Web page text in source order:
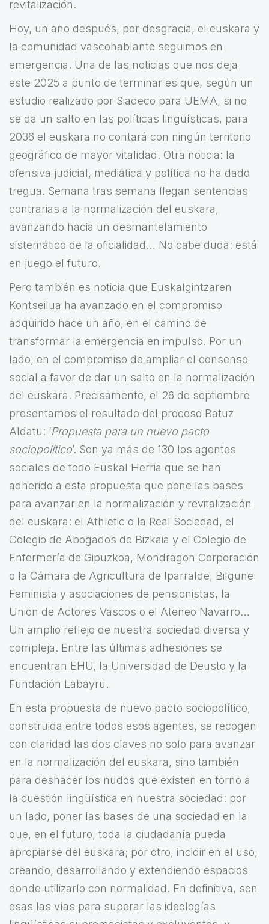
revitalización.
Hoy, un año después, por desgracia, el euskara y
la comunidad vascohablante seguimos en
emergencia. Una de las noticias que nos deja
este 2025 a punto de terminar es que, según un
estudio realizado por Siadeco para UEMA, si no
se da un salto en las políticas lingüísticas, para
2036 el euskara no contará con ningún territorio
geográfico de mayor vitalidad. Otra noticia: la
ofensiva judicial, mediática y política no ha dado
tregua. Semana tras semana llegan sentencias
contrarias a la normalización del euskara,
avanzando hacia un desmantelamiento
sistemático de la oficialidad… No cabe duda: está
en juego el futuro.
Pero también es noticia que Euskalgintzaren
Kontseilua ha avanzado en el compromiso
adquirido hace un año, en el camino de
transformar la emergencia en impulso. Por un
lado, en el compromiso de ampliar el consenso
social a favor de dar un salto en la normalización
del euskara. Precisamente, el 26 de septiembre
presentamos el resultado del proceso Batuz
Aldatu: ‘Propuesta para un nuevo pacto
sociopolítico’. Son ya más de 130 los agentes
sociales de todo Euskal Herria que se han
adherido a esta propuesta que pone las bases
para avanzar en la normalización y revitalización
del euskara: el Athletic o la Real Sociedad, el
Colegio de Abogados de Bizkaia y el Colegio de
Enfermería de Gipuzkoa, Mondragon Corporación
o la Cámara de Agricultura de Iparralde, Bilgune
Feminista y asociaciones de pensionistas, la
Unión de Actores Vascos o el Ateneo Navarro…
Un amplio reflejo de nuestra sociedad diversa y
compleja. Entre las últimas adhesiones se
encuentran EHU, la Universidad de Deusto y la
Fundación Labayru.
En esta propuesta de nuevo pacto sociopolítico,
construida entre todos esos agentes, se recogen
con claridad las dos claves no solo para avanzar
en la normalización del euskara, sino también
para deshacer los nudos que existen en torno a
la cuestión lingüística en nuestra sociedad: por
un lado, poner las bases de una sociedad en la
que, en el futuro, toda la ciudadanía pueda
apropiarse del euskara; por otro, incidir en el uso,
creando, desarrollando y extendiendo espacios
donde utilizarlo con normalidad. En definitiva, son
esas las vías para superar las ideologías